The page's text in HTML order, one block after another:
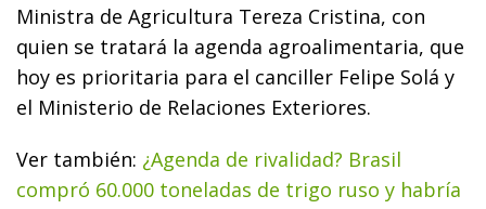
Ministra de Agricultura Tereza Cristina, con
quien se tratará la agenda agroalimentaria, que
hoy es prioritaria para el canciller Felipe Solá y
el Ministerio de Relaciones Exteriores.
Ver también: ¿Agenda de rivalidad? Brasil
compró 60.000 toneladas de trigo ruso y habría